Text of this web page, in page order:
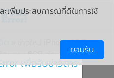
» ข่าวใหม่ iPhone 12 Pro
อมแรม 6GB ส่วน iPhone SE 2
เพิ่มประสบการณ์ที่ดีในการใช้
ยอมรับ
เพื่อรับข่าวสาร